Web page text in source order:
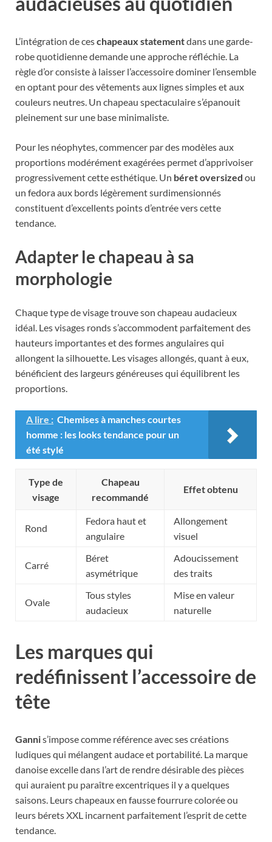
L’intégration de ceschapeaux statementdans une garde-
robe quotidienne demande une approche réfléchie. La
règle d’or consiste à laisser l’accessoire dominer l’ensemble
en optant pour des vêtements aux lignes simples et aux
couleurs neutres. Un chapeau spectaculaire s’épanouit
pleinement sur une base minimaliste.
Pour les néophytes, commencer par des modèles aux
proportions modérément exagérées permet d’apprivoiser
progressivement cette esthétique. Un béret oversized ou
un fedora aux bords légèrement surdimensionnés
constituent d’excellents points d’entrée vers cette
tendance.
Adapter le chapeau à sa
morphologie
Chaque type de visage trouve son chapeau audacieux
idéal. Les visages ronds s’accommodent parfaitement des
hauteurs importantes et des formes angulaires qui
allongent la silhouette. Les visages allongés, quant à eux,
bénéficient des largeurs généreuses qui équilibrent les
proportions.
A lire : Chemises à manches courtes
homme : les looks tendance pour un
été stylé
Type de
visage
Chapeau
recommandé
Effet obtenu
Rond
Fedora haut et
angulaire
Allongement
visuel
Carré
Béret
asymétrique
Adoucissement
des traits
Ovale
Tous styles
audacieux
Mise en valeur
naturelle
Les marques qui
redéfinissent l’accessoire de
tête
Gannis’impose comme référence avec ses créations
ludiques qui mélangent audace et portabilité. La marque
danoise excelle dans l’art de rendre désirable des pièces
qui auraient pu paraître excentriques il y a quelques
saisons. Leurs chapeaux en fausse fourrure colorée ou
leurs bérets XXL incarnent parfaitement l’esprit de cette
tendance.